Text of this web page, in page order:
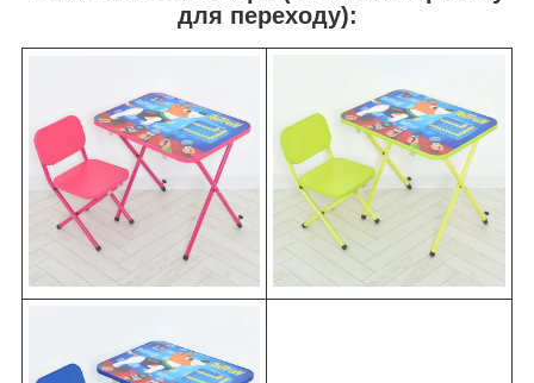
для переходу):